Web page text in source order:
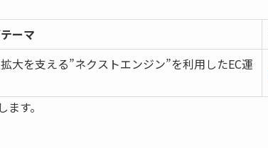
ーマ
大を支える”ネクストエンジン”を利用したEC運
す。